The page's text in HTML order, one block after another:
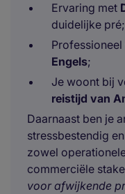
Ervaring met
duidelijke pré;
Engels;
Je woont bij
reistijd van
Daarnaast ben je
stressbestendig
zowel
commerciële
voor afwijkende